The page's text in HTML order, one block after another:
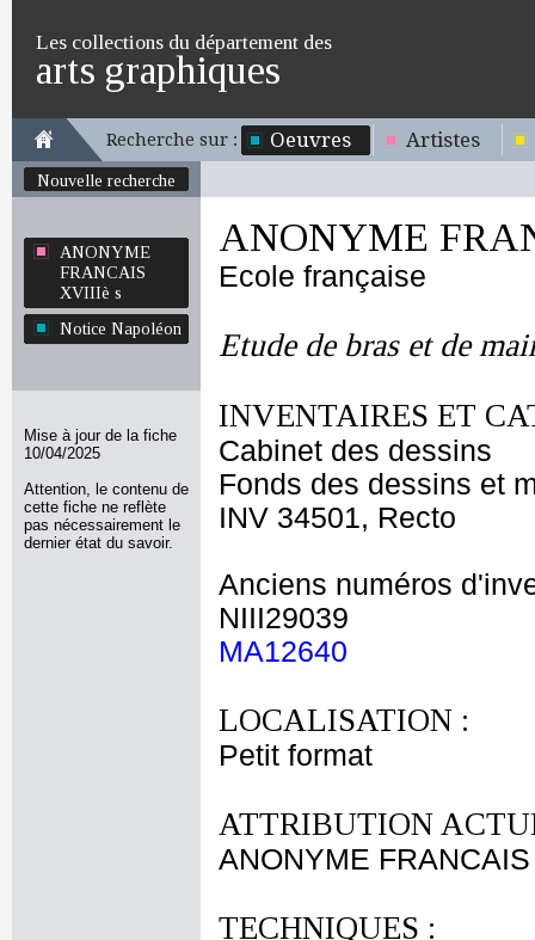
Les collections du département des
arts graphiques
Recherche sur : Oeuvres Artistes
Nouvelle recherche
ANONYME
FRANCAIS
XVIIIè s
Notice Napoléon
Mise à jour de la fiche
10/04/2025
Attention, le contenu de
cette fiche ne reflète
pas nécessairement le
dernier état du savoir.
ANONYME
Ecole française
Etude de bras et de
INVENTAIRES ET
Cabinet des dessins
Fonds des dessins et
INV 34501, Recto
Anciens numéros
NIII29039
MA12640
LOCALISATION :
Petit format
ATTRIBUTION
ANONYME
TECHNIQUES :